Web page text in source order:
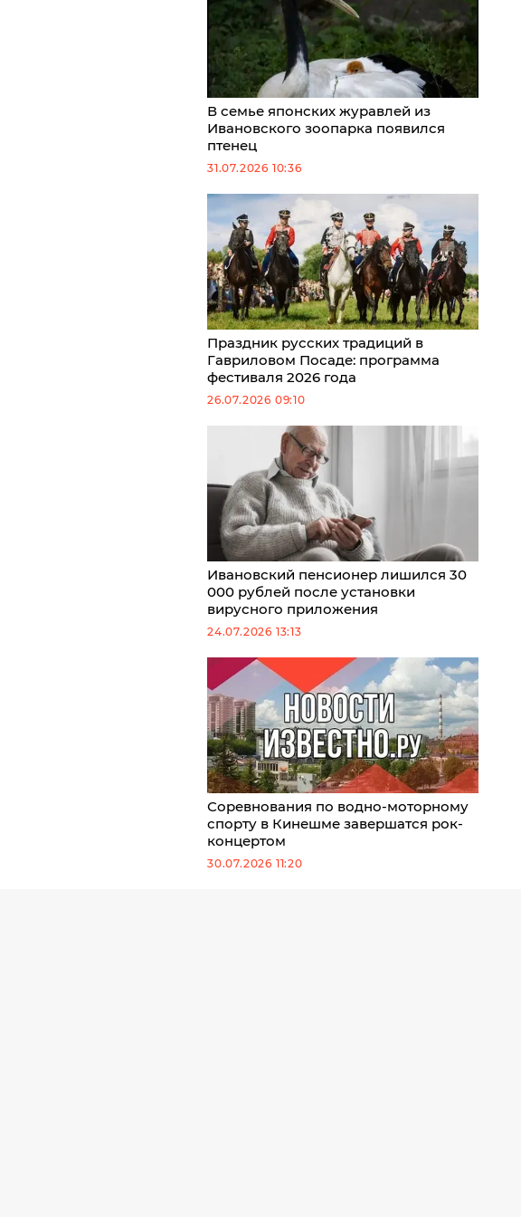
В семье японских журавлей из
Ивановского зоопарка появился
птенец
31.07.2026 10:36
Праздник русских традиций в
Гавриловом Посаде: программа
фестиваля 2026 года
26.07.2026 09:10
Ивановский пенсионер лишился 30
000 рублей после установки
вирусного приложения
24.07.2026 13:13
Соревнования по водно-моторному
спорту в Кинешме завершатся рок-
концертом
30.07.2026 11:20